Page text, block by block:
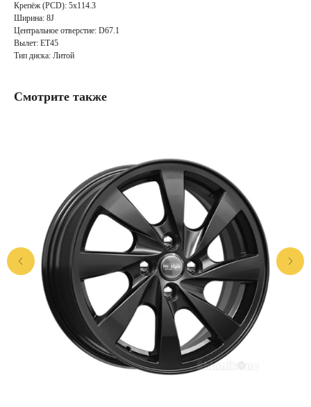
Крепёж (PCD): 5x114.3
Ширина: 8J
Центральное отверстие: D67.1
Вылет: ET45
Тип диска: Литой
Смотрите также